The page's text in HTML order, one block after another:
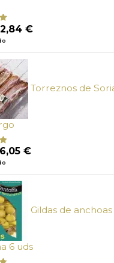
El
precio
era:
3,42 €.
2,84 €El
Torreznos de
de
El
€.
6,05 €El
Gildas de
6 uds